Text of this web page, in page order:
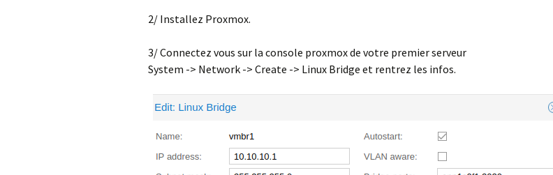
2/ Installez Proxmox.
3/ Connectez vous sur la console proxmox de votre premier serveur
System -> Network -> Create -> Linux Bridge et rentrez les infos.